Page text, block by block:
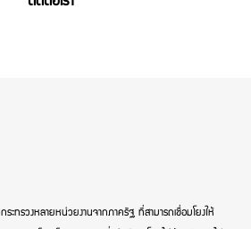
ะทรวงหลายหน่วยงานจากภาครัฐ ที่สามารถเชื่อมโยงให้